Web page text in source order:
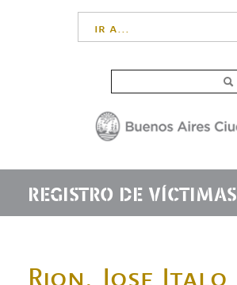
ir a...
REGISTRO DE VÍCTIMAS
Rion, Jose Italo